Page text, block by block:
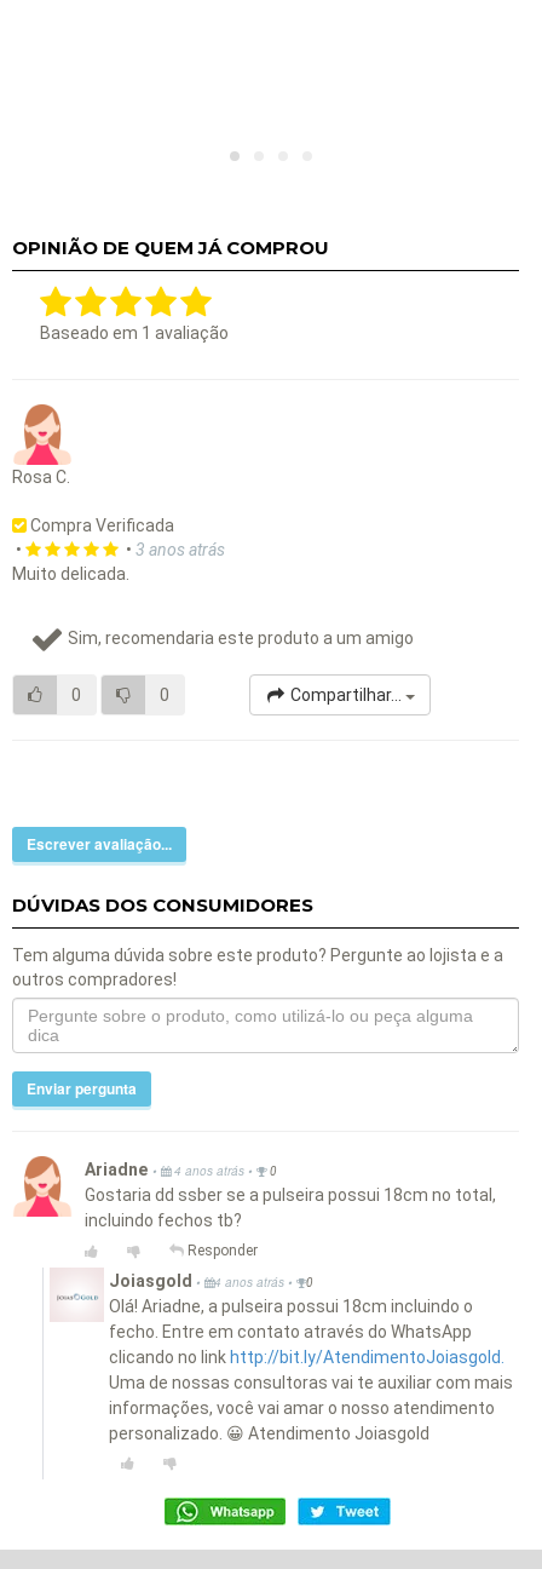
OPINIÃO DE QUEM JÁ COMPROU
Baseado em 1 avaliação
Rosa C.
Compra Verificada
•
• 3 anos atrás
Muito delicada.
Sim, recomendaria este produto a um amigo
0 0 Compartilhar...
Escrever avaliação...
DÚVIDAS DOS CONSUMIDORES
Tem alguma dúvida sobre este produto? Pergunte ao lojista e a
outros compradores!
Enviar pergunta
Ariadne • 4 anos atrás • 0
Gostaria dd ssber se a pulseira possui 18cm no total,
incluindo fechos tb?
Responder
Joiasgold • 4 anos atrás • 0
Olá! Ariadne, a pulseira possui 18cm incluindo o
fecho. Entre em contato através do WhatsApp
clicando no link http://bit.ly/AtendimentoJoiasgold.
Uma de nossas consultoras vai te auxiliar com mais
informações, você vai amar o nosso atendimento
personalizado. 😀 Atendimento Joiasgold